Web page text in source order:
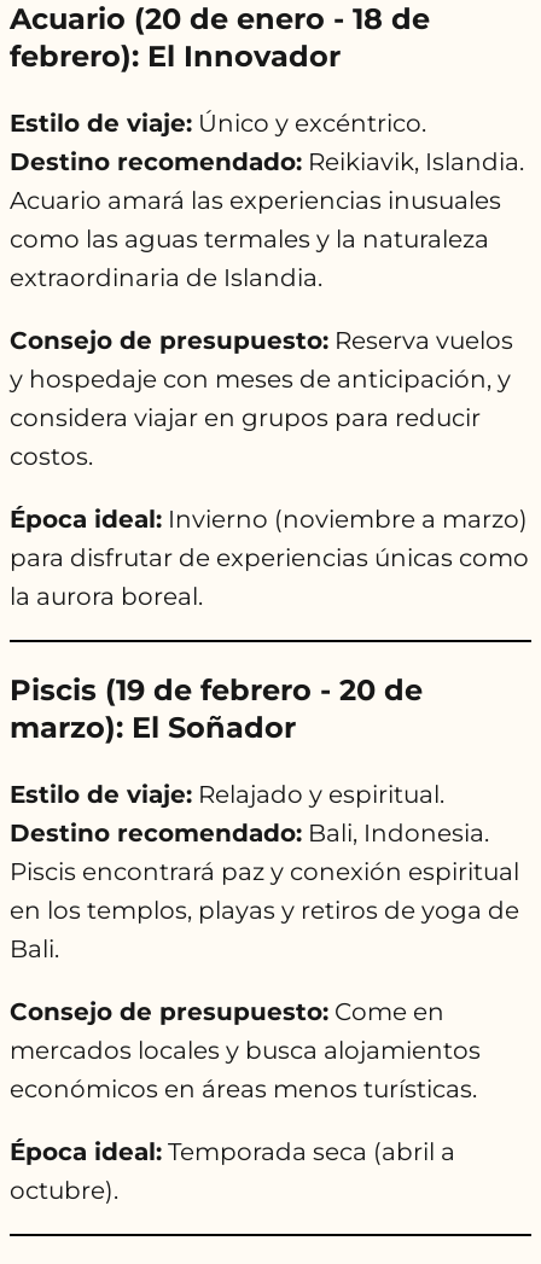
Acuario (20 de enero - 18 de
febrero): El Innovador
Estilo de viaje: Único y excéntrico.
Destino recomendado: Reikiavik, Islandia.
Acuario amará las experiencias inusuales
como las aguas termales y la naturaleza
extraordinaria de Islandia.
Consejo de presupuesto: Reserva vuelos
y hospedaje con meses de anticipación, y
considera viajar en grupos para reducir
costos.
Época ideal: Invierno (noviembre a marzo)
para disfrutar de experiencias únicas como
la aurora boreal.
Piscis (19 de febrero - 20 de
marzo): El Soñador
Estilo de viaje: Relajado y espiritual.
Destino recomendado: Bali, Indonesia.
Piscis encontrará paz y conexión espiritual
en los templos, playas y retiros de yoga de
Bali.
Consejo de presupuesto: Come en
mercados locales y busca alojamientos
económicos en áreas menos turísticas.
Época ideal: Temporada seca (abril a
octubre).